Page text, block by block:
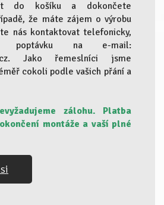
do košíku a dokončete
že máte zájem o výrobu
nás kontaktovat telefonicky,
poptávku na e-mail:
Jako řemeslníci jsme
cokoli podle vašich přání a
zálohu. Platba
montáže a vaší plné